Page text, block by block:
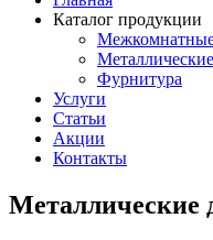
Каталог продукции
Фурнитура
Услуги
Статьи
Акции
Контакты
Металлические